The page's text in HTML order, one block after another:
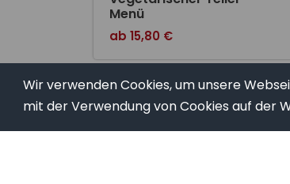
Wir verwenden Cookies, um unsere
mit der Verwendung von Cookies auf der
Menü
ab 15,80 €